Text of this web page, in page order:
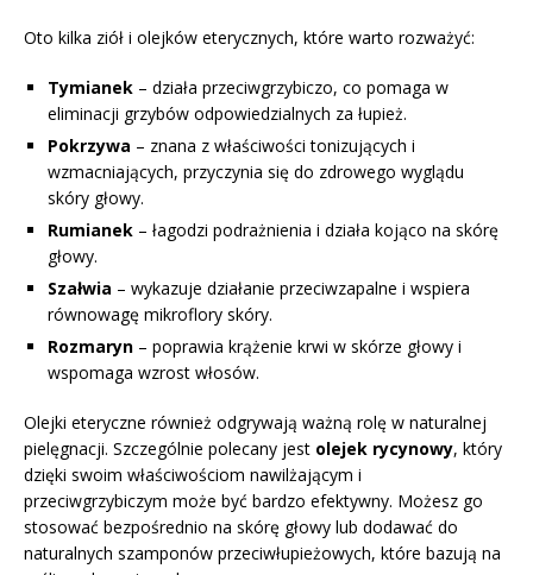
Oto kilka ziół i olejków eterycznych, które warto rozważyć:
Tymianek – działa przeciwgrzybiczo, co pomaga w
eliminacji grzybów odpowiedzialnych za łupież.
Pokrzywa – znana z właściwości tonizujących i
wzmacniających, przyczynia się do zdrowego wyglądu
skóry głowy.
Rumianek – łagodzi podrażnienia i działa kojąco na skórę
głowy.
Szałwia – wykazuje działanie przeciwzapalne i wspiera
równowagę mikroflory skóry.
Rozmaryn – poprawia krążenie krwi w skórze głowy i
wspomaga wzrost włosów.
Olejki eteryczne również odgrywają ważną rolę w naturalnej
pielęgnacji. Szczególnie polecany jest olejek rycynowy, który
dzięki swoim właściwościom nawilżającym i
przeciwgrzybiczym może być bardzo efektywny. Możesz go
stosować bezpośrednio na skórę głowy lub dodawać do
naturalnych szamponów przeciwłupieżowych, które bazują na